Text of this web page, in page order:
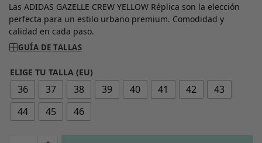
Las ADIDAS GAZELLE CREW YELLOW Réplica son la elección
perfecta para un estilo urbano premium. Comodidad y
calidad en cada paso.
GUÍA DE TALLAS
ELIGE TU TALLA (EU)
36 37 38 39 40 41 42
43
44
45 46